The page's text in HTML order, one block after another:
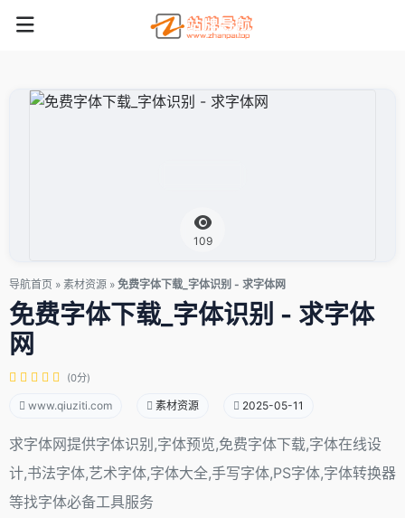
109
导航首页 » 素材资源 » 免费字体下载_字体识别 - 求字体网
免费字体下载_字体识别 - 求字体
网
(0分)
www.qiuziti.com 素材资源 2025-05-11
求字体网提供字体识别,字体预览,免费字体下载,字体在线设
计,书法字体,艺术字体,字体大全,手写字体,PS字体,字体转换器
等找字体必备工具服务